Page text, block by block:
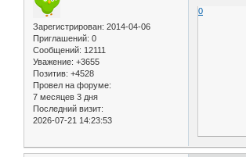
Зарегистрирован: 2014-04-06
Приглашений: 0
Сообщений: 12111
Уважение: +3655
Позитив: +4528
Провел на форуме:
7 месяцев 3 дня
Последний визит:
2026-07-21 14:23:53
0